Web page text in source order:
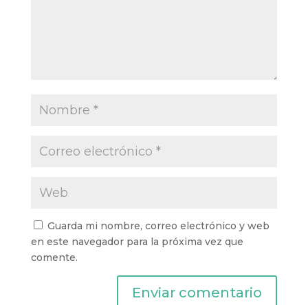
Guarda mi nombre, correo electrónico y web
en este navegador para la próxima vez que
comente.